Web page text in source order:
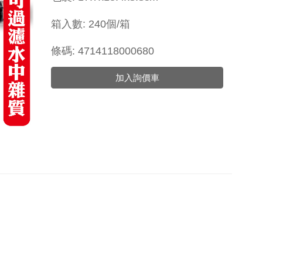
箱入數: 240個/箱
條碼: 4714118000680
加入詢價車